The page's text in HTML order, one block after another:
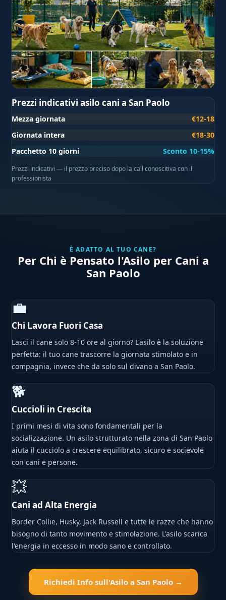
Prezzi indicativi asilo cani a San Paolo
Mezza giornata
€12-18
Giornata intera
€18-30
Pacchetto 10 giorni
Sconto 10-15%
Prezzi indicativi — il prezzo preciso dopo la call conoscitiva con il
professionista
È ADATTO AL TUO CANE?
Per Chi è Pensato l'Asilo per Cani a
San Paolo
💼
Chi Lavora Fuori Casa
Lasci il cane solo 8-10 ore al giorno? L'asilo è la soluzione
perfetta: il tuo cane trascorre la giornata stimolato e in
compagnia, invece che da solo sul divano a San Paolo.
🐕
Cuccioli in Crescita
I primi mesi di vita sono fondamentali per la
socializzazione. Un asilo strutturato nella zona di San Paolo
aiuta il cucciolo a crescere equilibrato, sicuro e socievole
con cani e persone.
💥
Cani ad Alta Energia
Border Collie, Husky, Jack Russell e tutte le razze che hanno
bisogno di tanto movimento e stimolazione. L'asilo scarica
l'energia in eccesso in modo sano e controllato.
Richiedi Info sull'Asilo a San Paolo →